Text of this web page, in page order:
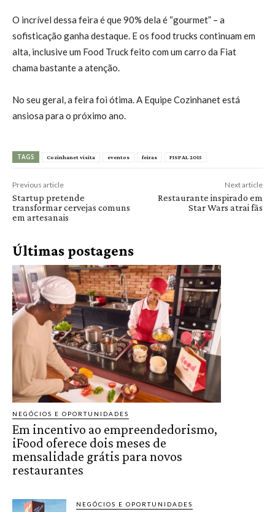
O incrível dessa feira é que 90% dela é “gourmet” – a
sofisticação ganha destaque. E os food trucks continuam em
alta, inclusive um Food Truck feito com um carro da Fiat
chama bastante a atenção.
No seu geral, a feira foi ótima. A Equipe Cozinhanet está
ansiosa para o próximo ano.
TAGS Cozinhanet visita eventos feiras FISPAL 2015
Previous article
Startup pretende
transformar cervejas comuns
em artesanais
Next article
Restaurante inspirado em
Star Wars atrai fãs
Últimas postagens
NEGÓCIOS E OPORTUNIDADES
Em incentivo ao empreendedorismo,
iFood oferece dois meses de
mensalidade grátis para novos
restaurantes
NEGÓCIOS E OPORTUNIDADES